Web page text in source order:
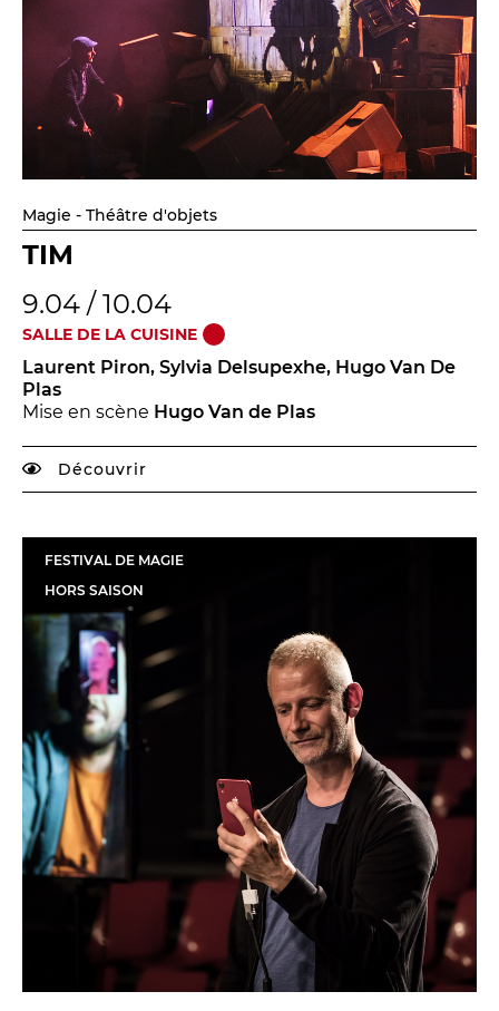
Magie - Théâtre d'objets
TIM
9.04 / 10.04
SALLE DE LA CUISINE
Laurent Piron, Sylvia Delsupexhe, Hugo Van De
Plas
Mise en scène Hugo Van de Plas
Découvrir
FESTIVAL DE MAGIE
HORS SAISON